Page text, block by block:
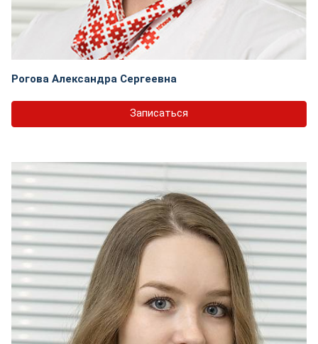
Рогова Александра Сергеевна
Записаться